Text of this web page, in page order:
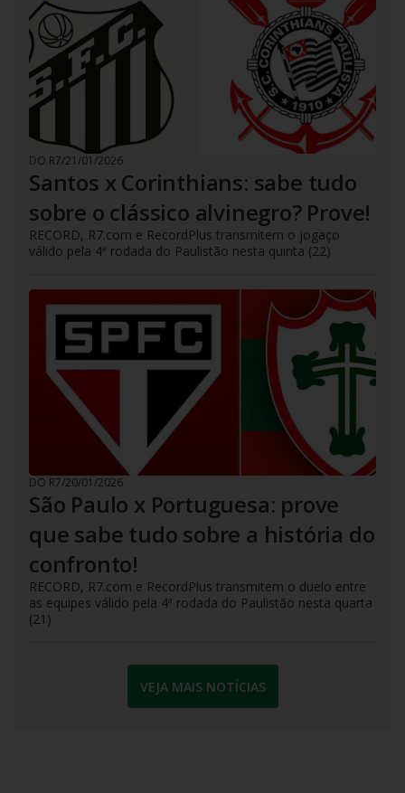
DO R7/21/01/2026
Santos x Corinthians: sabe tudo
sobre o clássico alvinegro? Prove!
RECORD, R7.com e RecordPlus transmitem o jogaço
válido pela 4ª rodada do Paulistão nesta quinta (22)
DO R7/20/01/2026
São Paulo x Portuguesa: prove
que sabe tudo sobre a história do
confronto!
RECORD, R7.com e RecordPlus transmitem o duelo entre
as equipes válido pela 4ª rodada do Paulistão nesta quarta
(21)
VEJA MAIS NOTÍCIAS